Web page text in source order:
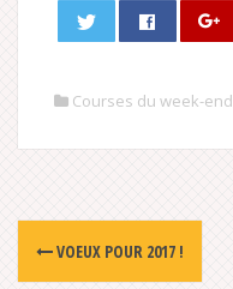
Courses du week-end
Post
VOEUX POUR 2017 !